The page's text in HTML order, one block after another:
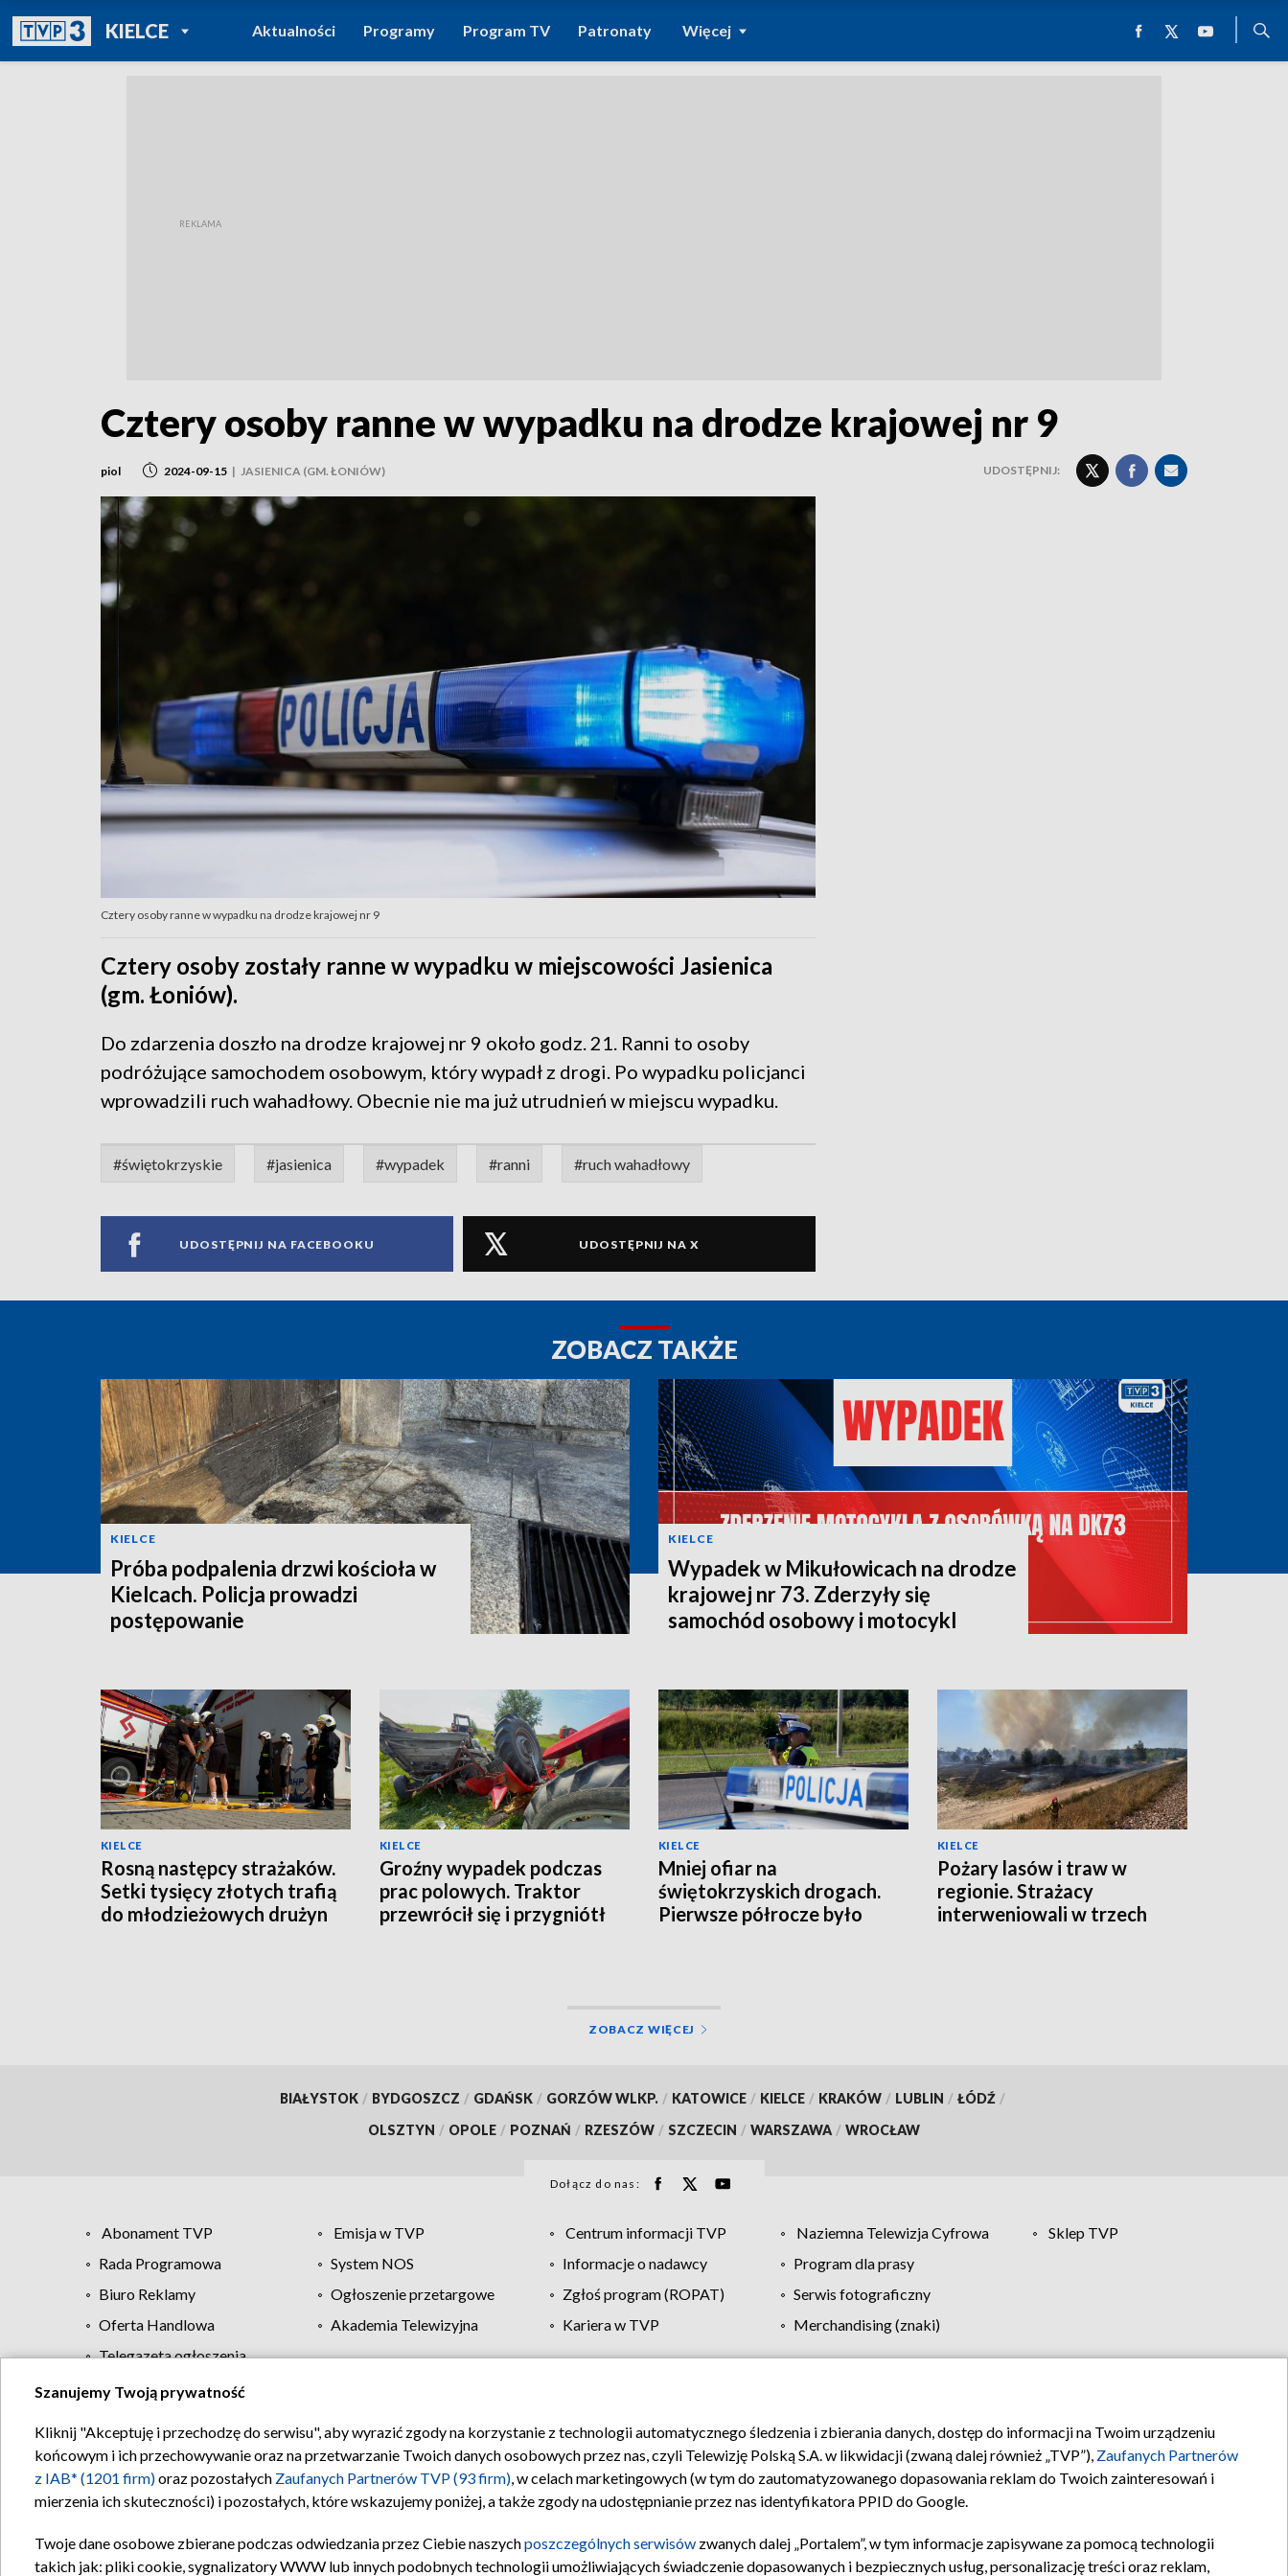
KIELCEPOWRÓT DO
TVP REGIONY
Aktualności Programy Program TV Patronaty Więcej
Cztery osoby ranne w wypadku na drodze krajowej nr 9
piol 2024-09-15 | JASIENICA (GM. ŁONIÓW) UDOSTĘPNIJ:
Cztery osoby ranne w wypadku na drodze krajowej nr 9
Cztery osoby zostały ranne w wypadku w miejscowości Jasienica
(gm. Łoniów).
Do zdarzenia doszło na drodze krajowej nr 9 około godz. 21. Ranni to osoby
podróżujące samochodem osobowym, który wypadł z drogi. Po wypadku policjanci
wprowadzili ruch wahadłowy. Obecnie nie ma już utrudnień w miejscu wypadku.
#świętokrzyskie #jasienica #wypadek #ranni #ruch wahadłowy
UDOSTĘPNIJ NA FACEBOOKU UDOSTĘPNIJ NA X
ZOBACZ TAKŻE
KIELCE
Próba podpalenia drzwi kościoła w
Kielcach. Policja prowadzi
postępowanie
KIELCE
Wypadek w Mikułowicach na drodze
krajowej nr 73. Zderzyły się
samochód osobowy i motocykl
KIELCE
Rosną następcy strażaków.
Setki tysięcy złotych trafią
do młodzieżowych drużyn
KIELCE
Groźny wypadek podczas
prac polowych. Traktor
przewrócił się i przygniótł
KIELCE
Mniej ofiar na
świętokrzyskich drogach.
Pierwsze półrocze było
KIELCE
Pożary lasów i traw w
regionie. Strażacy
interweniowali w trzech
ZOBACZ WIĘCEJ
BIAŁYSTOK / BYDGOSZCZ / GDAŃSK / GORZÓW WLKP. / KATOWICE / KIELCE / KRAKÓW / LUBLIN / ŁÓDŹ /
OLSZTYN / OPOLE / POZNAŃ / RZESZÓW / SZCZECIN / WARSZAWA / WROCŁAW
Dołącz do nas:
Abonament TVP Emisja w TVP Centrum informacji TVP Naziemna Telewizja Cyfrowa
Sklep TVP
Rada Programowa
System NOS Informacje o nadawcy
Program dla prasy
Biuro Reklamy
Ogłoszenie przetargowe Zgłoś program (ROPAT)
Serwis fotograficzny
Oferta Handlowa
Akademia Telewizyjna Kariera w TVP
Merchandising (znaki)
Telegazeta ogłoszenia
Regulamin TVP Polityka prywatności Moje zgody Pomoc Biuro reklamy Kontakt
Szanujemy Twoją prywatność
Kliknij "Akceptuję i przechodzę do serwisu", aby wyrazić zgody na korzystanie z technologii automatycznego śledzenia i zbierania danych, dostęp do informacji na Twoim urządzeniu
końcowym i ich przechowywanie oraz na przetwarzanie Twoich danych osobowych przez nas, czyli Telewizję Polską S.A. w likwidacji (zwaną dalej również „TVP”), Zaufanych Partnerów
z IAB* (1201 firm)oraz pozostałych Zaufanych Partnerów TVP (93 firm), w celach marketingowych (w tym do zautomatyzowanego dopasowania reklam do Twoich zainteresowań i
mierzenia ich skuteczności) i pozostałych, które wskazujemy poniżej, a także zgody na udostępnianie przez nas identyfikatora PPID do Google.
Twoje dane osobowe zbierane podczas odwiedzania przez Ciebie naszychposzczególnych serwisów zwanych dalej „Portalem”, w tym informacje zapisywane za pomocą technologii
takich jak: pliki cookie, sygnalizatory WWW lub innych podobnych technologii umożliwiających świadczenie dopasowanych i bezpiecznych usług, personalizację treści oraz reklam,